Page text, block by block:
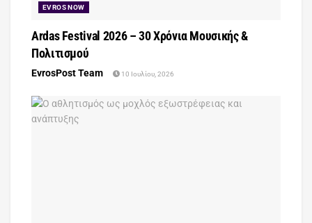
EVROS NOW
Ardas Festival 2026 – 30 Χρόνια Μουσικής &
Πολιτισμού
EvrosPost Team 10 Ιουλίου, 2026